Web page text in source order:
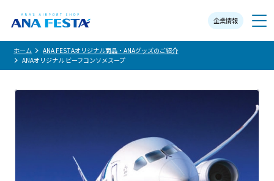
企業情報
メニュー
ホーム
ANA FESTAオリジナル商品・ANAグッズのご紹介
ANAオリジナル ビーフコンソメスープ